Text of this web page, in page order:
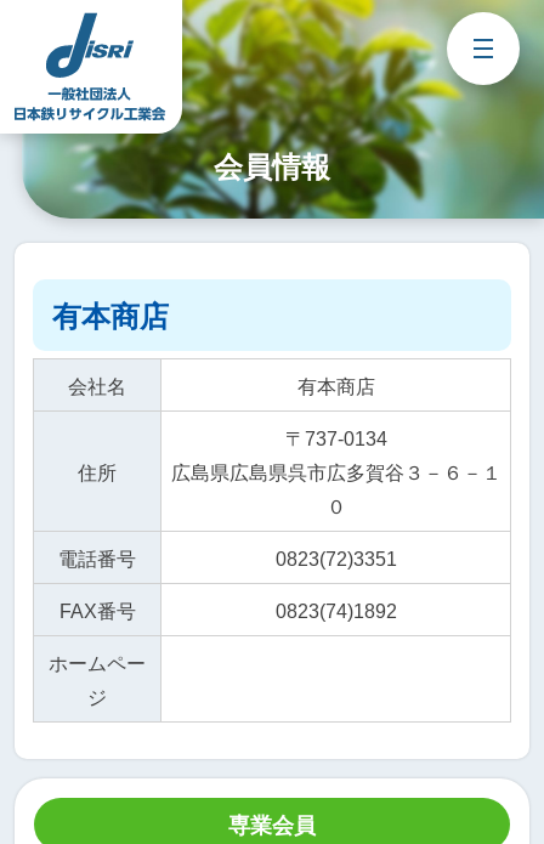
content
会員情報
有本商店
会社名 有本商店
住所
〒737-0134
広島県広島県呉市広多賀谷３－６－１
０
電話番号
0823(72)3351
FAX番号
0823(74)1892
ホームペー
ジ
専業会員